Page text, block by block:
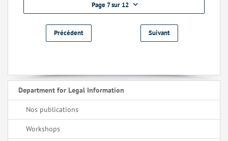
Page 7 sur 12
Précédent Suivant
Department for Legal Information
Nos publications
Workshops